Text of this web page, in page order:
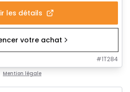
les détails
votre achat
#1T284
Mention légale